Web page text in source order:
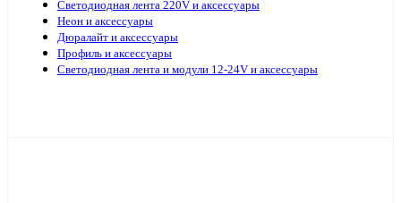
Светодиодная лента 220V и аксессуары
Неон и аксессуары
Дюралайт и аксессуары
Профиль и аксессуары
Светодиодная лента и модули 12-24V и аксессуары